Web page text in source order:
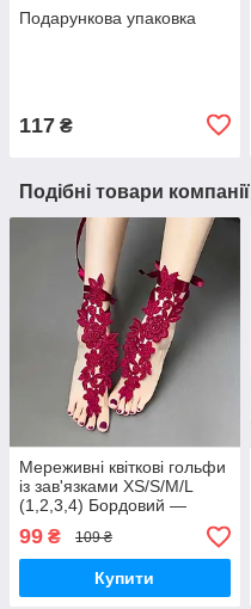
Подарункова упаковка
117 ₴
Подібні товари компанії
Мереживні квіткові гольфи
із зав'язками XS/S/М/L
(1,2,3,4) Бордовий —
Еротична білизна
99 ₴ 109 ₴
Купити